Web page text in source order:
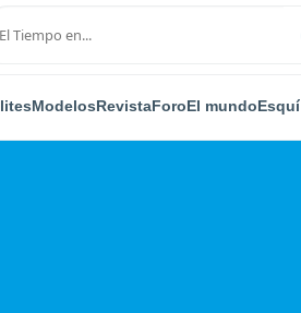
ModelosRevistaForoEl mundoEsquí